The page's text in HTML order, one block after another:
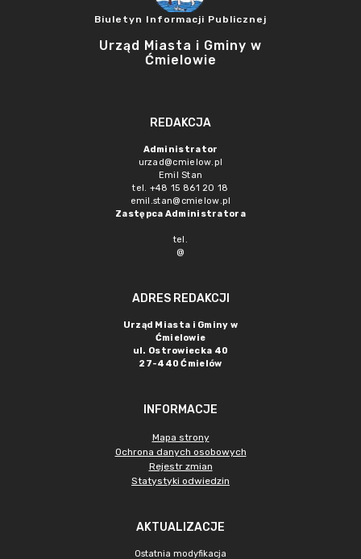
Biuletyn Informacji Publicznej
Urząd Miasta i Gminy w
Ćmielowie
REDAKCJA
Administrator
urzad@cmielow.pl
Emil Stan
tel. +48 15 861 20 18
emil.stan@cmielow.pl
Zastępca Administratora
tel.
@
ADRES REDAKCJI
Urząd Miasta i Gminy w
Ćmielowie
ul. Ostrowiecka 40
27-440 Ćmielów
INFORMACJE
Mapa strony
Ochrona danych osobowych
Rejestr zmian
Statystyki odwiedzin
AKTUALIZACJE
Ostatnia modyfikacja